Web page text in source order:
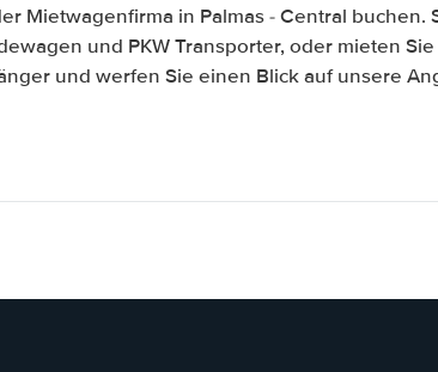
Mietwagenfirma in Palmas - Central buchen.
und PKW Transporter, oder mieten
und werfen Sie einen Blick auf unsere